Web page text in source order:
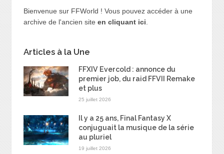
Bienvenue sur FFWorld ! Vous pouvez accéder à une
archive de l'ancien site en cliquant ici.
Articles à la Une
FFXIV Evercold : annonce du
premier job, du raid FFVII Remake
et plus
25 juillet 2026
Il y a 25 ans, Final Fantasy X
conjuguait la musique de la série
au pluriel
19 juillet 2026